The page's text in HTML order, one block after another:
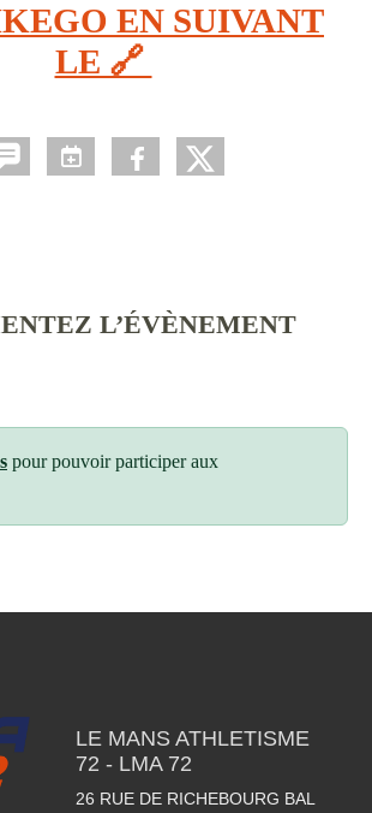
EN SUIVANT
LE 🔗
L’ÉVÈNEMENT
pour pouvoir participer aux
LE MANS ATHLETISME
72 - LMA 72
26 RUE DE RICHEBOURG BAL